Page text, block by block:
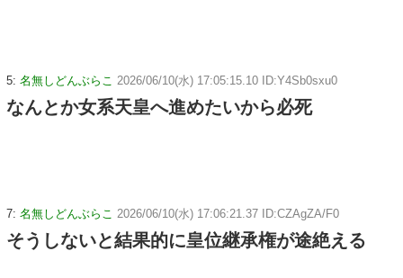
5: 名無しどんぶらこ 2026/06/10(水) 17:05:15.10 ID:Y4Sb0sxu0
なんとか女系天皇へ進めたいから必死
7: 名無しどんぶらこ 2026/06/10(水) 17:06:21.37 ID:CZAgZA/F0
そうしないと結果的に皇位継承権が途絶える